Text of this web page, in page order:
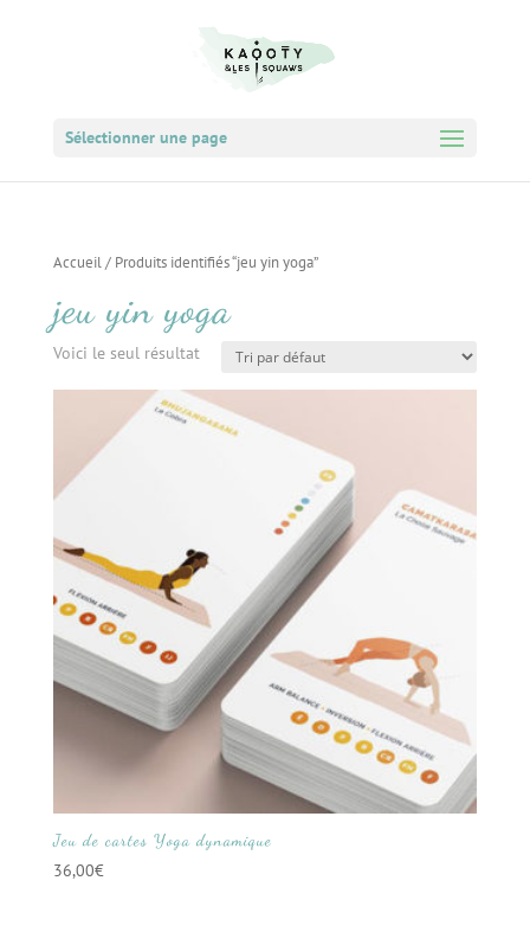
Sélectionner une page
Accueil/ Produits identifiés “jeu yin yoga”
jeu yin yoga
Voici le seul résultat
Jeu de cartes Yoga dynamique
36,00€